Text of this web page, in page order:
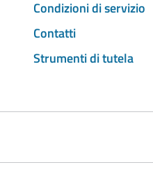
Condizioni di servizio
Contatti
Strumenti di tutela